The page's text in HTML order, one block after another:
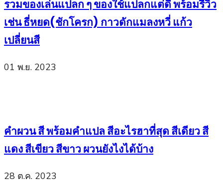
รวมของเล่นแปลก ๆ ของใช้แปลกแต่ดี พร้อมรีวิว
เช่น ธี่หยด(ชักโครก) กาวดักแมลงหวี่ แก้ว
เปลี่ยนสี
01 พ.ย. 2023
คำผวน สี พร้อมคำแปล สีอะไรฮาที่สุด สีเดียว สี
แดง สีเขียว สีขาว ผวนยังไงได้บ้าง
28 ต.ค. 2023